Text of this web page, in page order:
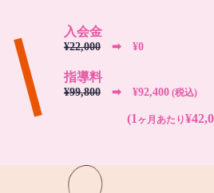
入会金
¥22,000 ➡︎ ¥0
指導料
¥99,800 ➡︎ ¥92,400 (税込)
(1 ヶ月あたり